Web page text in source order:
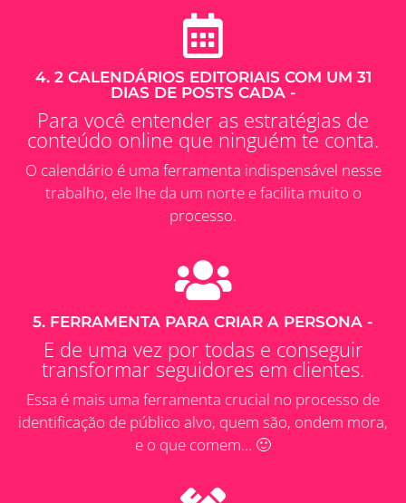
4. 2 CALENDÁRIOS EDITORIAIS COM UM 31
DIAS DE POSTS CADA -
Para você entender as estratégias de
conteúdo online que ninguém te conta.
O calendário é uma ferramenta indispensável nesse
trabalho, ele lhe da um norte e facilita muito o
processo.
5. FERRAMENTA PARA CRIAR A PERSONA -
E de uma vez por todas e conseguir
transformar seguidores em clientes.
Essa é mais uma ferramenta crucial no processo de
identificação de público alvo, quem são, ondem mora,
e o que comem… 🙂